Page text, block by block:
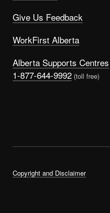
Give Us Feedback
WorkFirst Alberta
Alberta Supports Centres
1-877-644-9992 (toll free)
Copyright and Disclaimer